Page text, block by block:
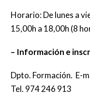
Horario: De lunes a
15,00h a 18,00h (8
– Información e
Dpto. Formación. E-
Tel. 974 246 913